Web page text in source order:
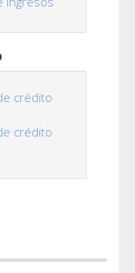
crédito
crédito